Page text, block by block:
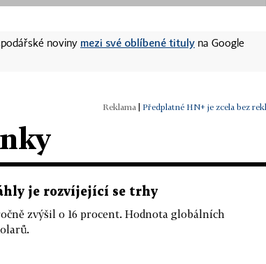
noviny mezi své oblíbené tituly na Google
Předplatné HN+ je zcela bez
je rozvíjející se trhy
zvýšil o 16 procent. Hodnota globálních